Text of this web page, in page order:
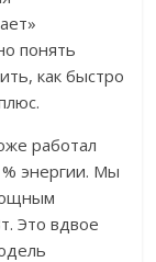
понять
как быстро
работал
энергии. Мы
Это вдвое